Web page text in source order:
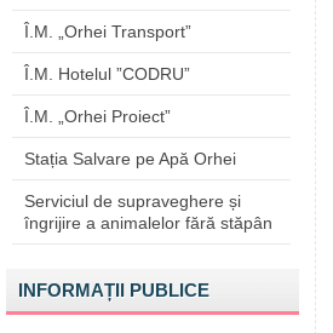
Î.M. „Orhei Transport”
Î.M. Hotelul ”CODRU”
Î.M. „Orhei Proiect”
Stația Salvare pe Apă Orhei
Serviciul de supraveghere și
îngrijire a animalelor fără stăpân
INFORMAȚII PUBLICE